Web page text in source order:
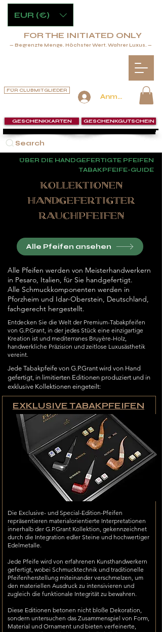
Anmelden
FÜR CLUBMITGLIEDER
Search
GESCHENKKARTEN GESCHENKGUTSCHEIN
FOR THE INITIATED ONLY
— Begrenzte Menge. Höchster Wert. Wahrer Luxus. —
EUR (€)
ÜBER DIE HANDGEFERTIGTE PFEIFEN
TABAKPFEIFE-GUIDE
KOLLEKTIONEN
HANDGEFERTIGTER
RAUCHPFEIFEN
Alle Pfeifen ansehen
Alle Pfeifen werden von Meisterhandwerkern
in Pesaro, Italien, für Sie handgefertigt.
Alle Schmuckkomponenten werden in
Pforzheim und Idar-Oberstein, Deutschland,
fachgerecht hergestellt.
Entdecken Sie die Welt der Premium-Tabakpfeifen
von G.P.Grant, in der jedes Stück eine einzigartige
Kreation ist und mediterranes Bruyère-Holz,
handwerkliche Präzision und zeitlose Luxusästhetik
vereint.
Jede Tabakpfeife von G.P.Grant wird von Hand
gefertigt, in limitierten Editionen produziert und in
exklusive Kollektionen eingeteilt:
EXKLUSIVE TABAKPFEIFEN
Die Exclusive- und Special-Edition-Pfeifen
repräsentieren materialorientierte Interpretationen
innerhalb der G.P.Grant Kollektion, gekennzeichnet
durch die Integration edler Steine und hochwertiger
Edelmetalle.
Jede Pfeife wird von erfahrenen Kunsthandwerkern
gefertigt, wobei Schmucktechnik und traditionelle
Pfeifenherstellung miteinander verschmelzen, um
den materiellen Ausdruck zu intensivieren und
zugleich die funktionale Integrität zu bewahren.
Diese Editionen betonen nicht bloße Dekoration,
sondern untersuchen das Zusammenspiel von Form,
Material und Ornament und bieten verfeinerte,